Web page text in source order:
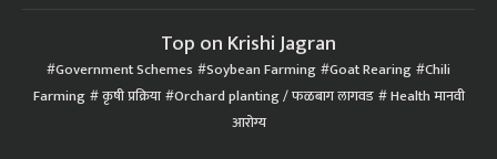
Top on Krishi Jagran
Government Schemes Soybean Farming Goat Rearing Chili
Farming कृषी प्रक्रिया Orchard planting / फळबाग लागवड Health मानवी
आरोग्य